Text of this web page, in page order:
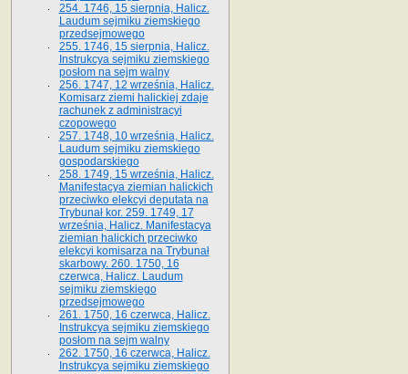
254. 1746, 15 sierpnia, Halicz.
Laudum sejmiku ziemskiego
przedsejmowego
255. 1746, 15 sierpnia, Halicz.
Instrukcya sejmiku ziemskiego
posłom na sejm walny
256. 1747, 12 września, Halicz.
Komisarz ziemi halickiej zdaje
rachunek z administracyi
czopowego
257. 1748, 10 września, Halicz.
Laudum sejmiku ziemskiego
gospodarskiego
258. 1749, 15 września, Halicz.
Manifestacya ziemian halickich
przeciwko elekcyi deputata na
Trybunał kor. 259. 1749, 17
września, Halicz. Manifestacya
ziemian halickich przeciwko
elekcyi komisarza na Trybunał
skarbowy. 260. 1750, 16
czerwca, Halicz. Laudum
sejmiku ziemskiego
przedsejmowego
261. 1750, 16 czerwca, Halicz.
Instrukcya sejmiku ziemskiego
posłom na sejm walny
262. 1750, 16 czerwca, Halicz.
Instrukcya sejmiku ziemskiego